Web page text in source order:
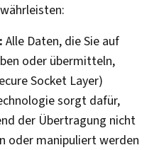
Alle Daten, die Sie auf
oder übermitteln,
Socket Layer)
sorgt dafür,
der Übertragung nicht
oder manipuliert werden